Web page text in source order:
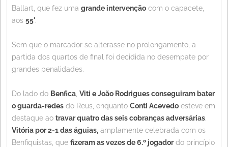
Ballart, que fez uma grande intervenção com o capacete,
aos 55'.
Sem que o marcador se alterasse no prolongamento, a
partida dos quartos de final foi decidida no desempate por
grandes penalidades.
Do lado do Benfica Viti e João Rodrigues conseguiram bater
o guarda-redes do Reus, enquanto Conti Acevedo esteve em
destaque ao travar quatro das seis cobranças adversárias.
Vitória por 2-1 das águias, amplamente celebrada com os
Benfiquistas, que fizeram as vezes de 6.º jogadordo princípio